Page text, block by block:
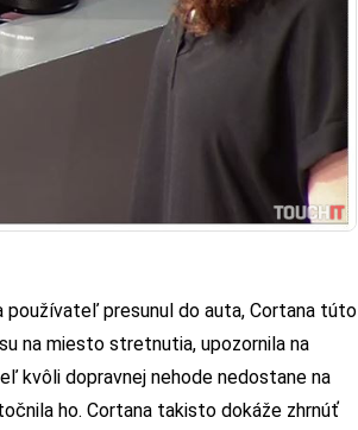
používateľ presunul do auta, Cortana túto
na miesto stretnutia, upozornila na
kvôli dopravnej nehode nedostane na
ho. Cortana takisto dokáže zhrnúť